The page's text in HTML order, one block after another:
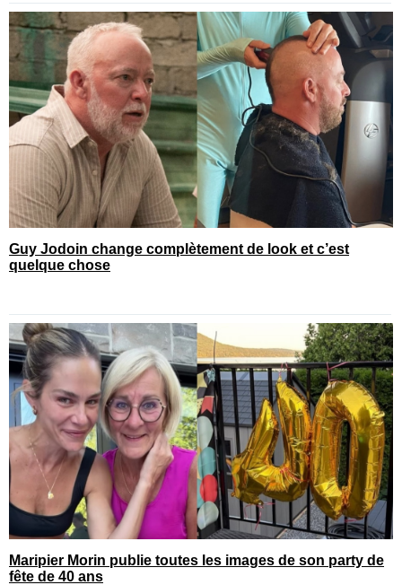
Guy Jodoin change complètement de look et c’est
quelque chose
Maripier Morin publie toutes les images de son party de
fête de 40 ans